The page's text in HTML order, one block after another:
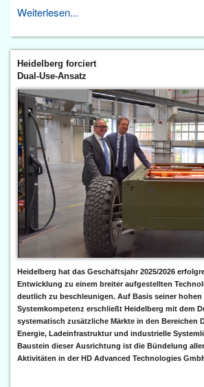
Weiterlesen...
Heidelberg forciert
Dual-Use-Ansatz
Heidelberg hat das Geschäftsjahr 2025/2026
Entwicklung zu einem breiter aufgestellten
deutlich zu beschleunigen. Auf Basis seiner hohen
Systemkompetenz erschließt Heidelberg mit dem
systematisch zusätzliche Märkte in den Bereichen
Energie, Ladeinfrastruktur und industrielle
Baustein dieser Ausrichtung ist die Bündelung
Aktivitäten in der HD Advanced Technologies